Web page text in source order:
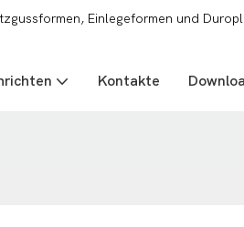
Einlegeformen und
Kontakte